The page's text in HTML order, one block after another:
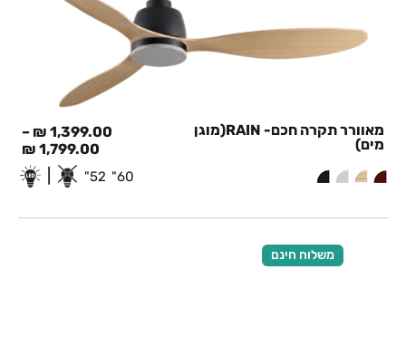
מאוורר תקרה חכם- RAIN(מוגן
מים)
1,399.00
₪
–
1,799.00
₪
60"
52"
משלוח חינם